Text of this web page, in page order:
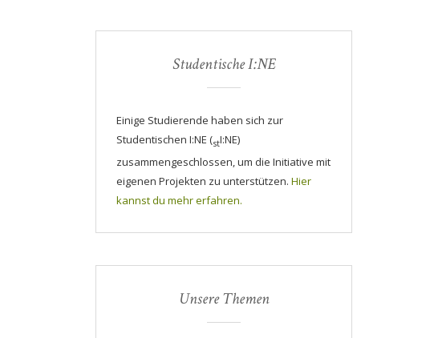
Studentische I:NE
Einige Studierende haben sich zur
Studentischen I:NE (stI:NE)
zusammengeschlossen, um die Initiative mit
eigenen Projekten zu unterstützen. Hier
kannst du mehr erfahren.
Unsere Themen